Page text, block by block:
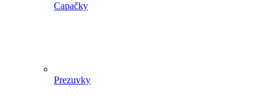
Capačky
Prezuvky